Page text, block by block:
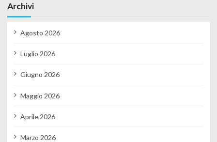
Archivi
Agosto 2026
Luglio 2026
Giugno 2026
Maggio 2026
Aprile 2026
Marzo 2026